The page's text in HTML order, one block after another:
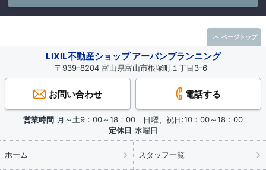
LIXIL不動産ショップ アーバンプランニング
〒939-8204 富山県富山市根塚町１丁目3-6
お問い合わせ 電話する
営業時間 月～土9：00～18：00 日曜、祝日:10：00～18：00
定休日 水曜日
ホーム スタッフ一覧
ページトップ